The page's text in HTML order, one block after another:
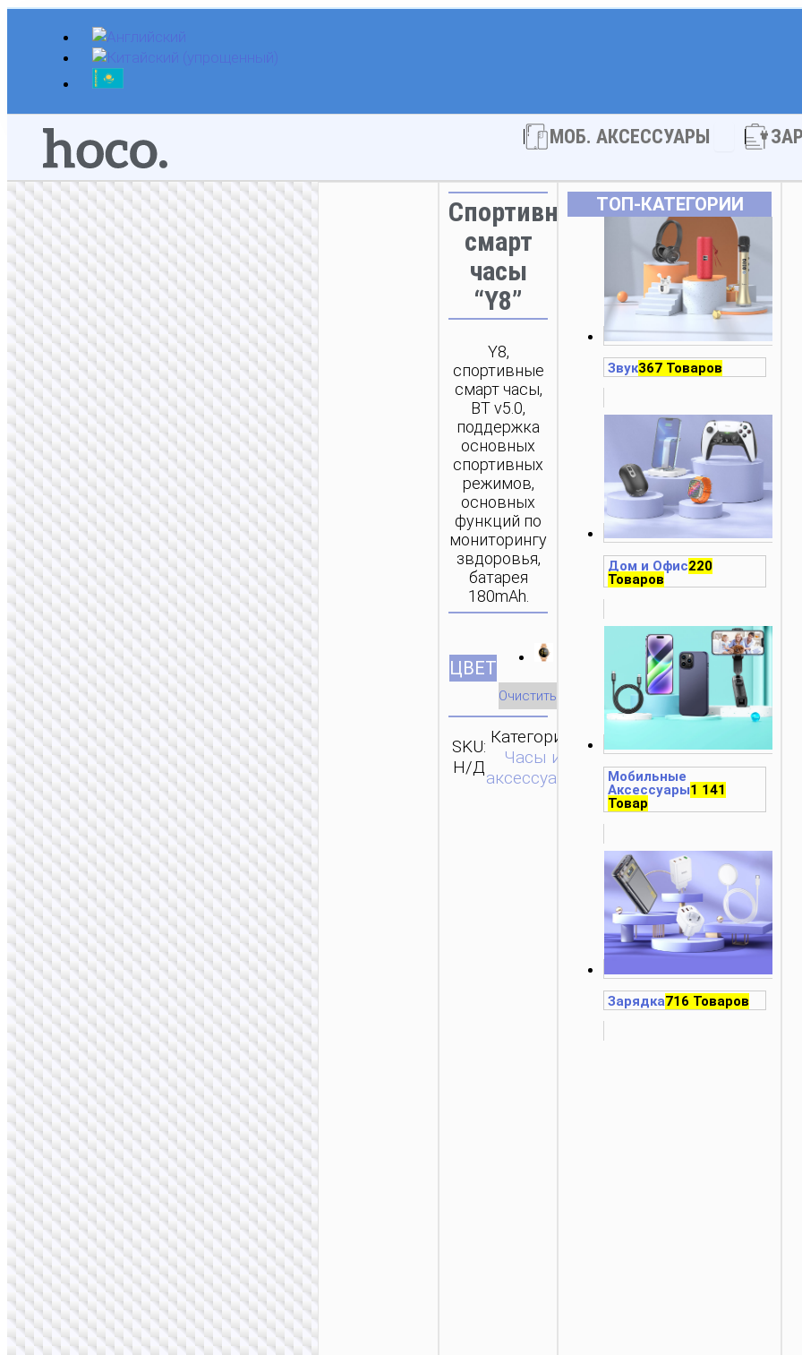
Перейти
содержимому
МОБ. АКСЕССУАРЫ Open МОБ.
Спортивные
смарт
часы
“Y8”
Y8,
спортивные
смарт часы,
BT v5.0,
поддержка
основных
спортивных
режимов,
основных
функций по
мониторингу
звдоровья,
батарея
180mAh.
ЦВЕТ
Очистить
SKU:
Н/Д
Категория:
Часы и
аксессуары
ОТПРАВИТЬ
ЗАПРОС
ТОП‑КАТЕГОРИИ
Звук367 Товаров
Дом и Офис220
Товаров
Мобильные
Аксессуары1 141
Товар
Зарядка716 Товаров